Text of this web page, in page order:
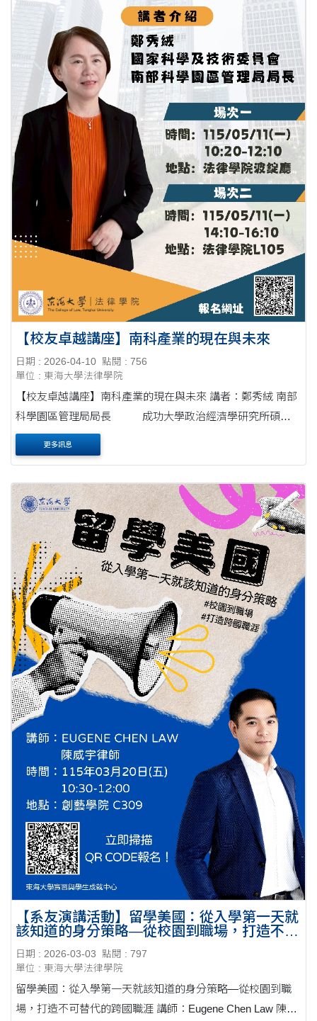
【校友卓越講座】南科產業的現在與未來
日期 : 2026-04-10 點閱 : 756
單位 : 東海大學法律學院
【校友卓越講座】南科產業的現在與未來 講者：鄭秀絨 南部
科學園區管理局局長 成功大學政治經濟學研究所碩士
更多訊息
【系友演講活動】留學美國：從入學第一天就
該知道的身分策略—從校園到職場，打造不可
日期 : 2026-03-03
點閱 : 797
單位 : 東海大學法律學院
留學美國：從入學第一天就該知道的身分策略—從校園到職
場，打造不可替代的跨國職涯 講師：Eugene Chen Law 陳威